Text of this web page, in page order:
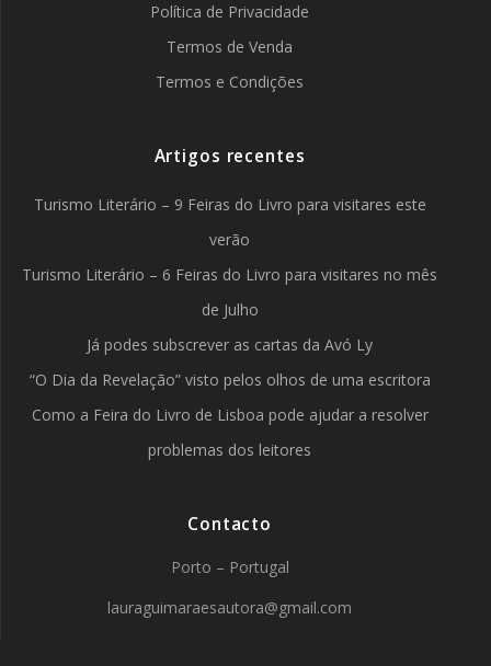
Política de Privacidade
Termos de Venda
Termos e Condições
Artigos recentes
Turismo Literário – 9 Feiras do Livro para visitares este
verão
Turismo Literário – 6 Feiras do Livro para visitares no mês
de Julho
Já podes subscrever as cartas da Avó Ly
“O Dia da Revelação” visto pelos olhos de uma escritora
Como a Feira do Livro de Lisboa pode ajudar a resolver
problemas dos leitores
Contacto
Porto – Portugal
lauraguimaraesautora@gmail.com